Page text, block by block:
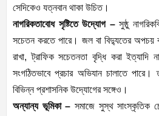
সেদিকেও যত্নবান থাকা উচিত।
নাগরিকতাবোধ সৃষ্টিতে উদ্যোগ – সুষ্ঠু
সচেতন করতে পারে। জল বা বিদ্যুতের অপচয়
রাখা, ট্রাফিক সচেতনতা বৃদ্ধি করা ইত্যাদি
সংগঠিতভাবে প্রচার অভিযান চালাতে
বিভিন্ন প্রশাসনিক উদ্যোগের সঙ্গেও।
অন্যান্য ভূমিকা – সমাজে সুস্থ সাংস্কৃতিক